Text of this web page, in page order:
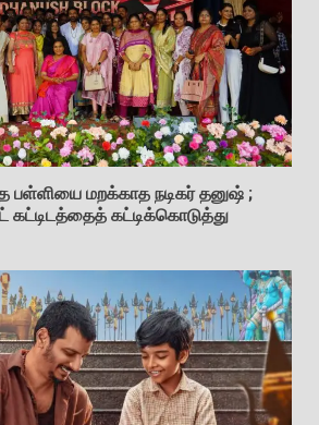
பள்ளியை மறக்காத நடிகர் தனுஷ் ;
கட்டிடத்தைத் கட்டிக்கொடுத்து